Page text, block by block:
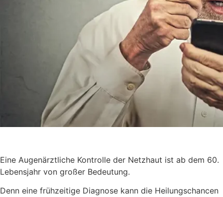
Eine Augenärztliche Kontrolle der Netzhaut ist ab dem 60.
Lebensjahr von großer Bedeutung.
Denn eine frühzeitige Diagnose kann die Heilungschancen